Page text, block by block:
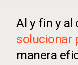
Al y fin y al
solucionar
manera